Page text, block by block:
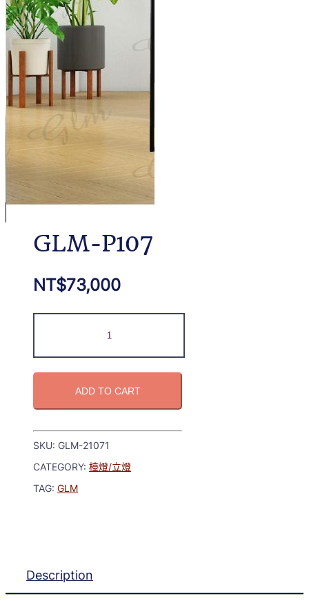
GLM-P107
NT$73,000
ADD TO CART
SKU: GLM-21071
CATEGORY: 檯燈/立燈
TAG: GLM
Description